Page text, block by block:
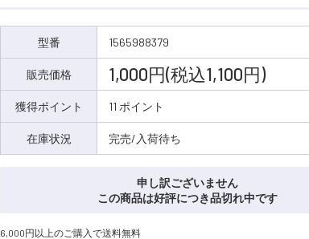
型番 1565988379
販売価格 1,000円(税込1,100円)
獲得ポイント 11 ポイント
在庫状況 完売/入荷待ち
申し訳ございません
この商品は好評につき品切れ中です
6,000円以上のご購入で送料無料